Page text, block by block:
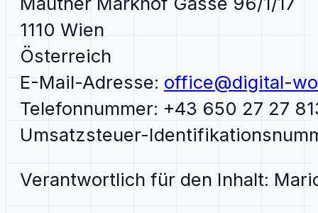
1110 Wien
Österreich
E-Mail-Adresse: office@digital-
Telefonnummer: +43 650 27 27
Umsatzsteuer-
Verantwortlich für den Inhalt: